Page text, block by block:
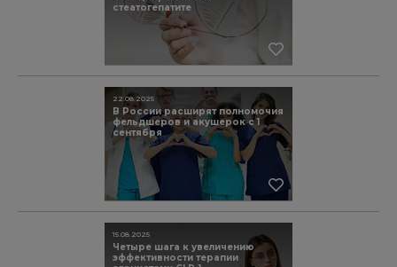
стеатогепатите
В России расширят полномочия
фельдшеров и акушерок с 1
сентября
22.08.2025
Четыре шага к увеличению
эффективности терапии
15.08.2025